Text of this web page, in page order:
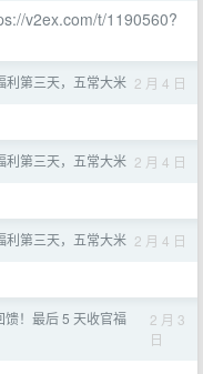
v2ex.com/t/1190560?
利第三天，五常大米 2 月 4 日
利第三天，五常大米 2 月 4 日
利第三天，五常大米 2 月 4 日
馈！最后 5 天收官福
2 月 3
日